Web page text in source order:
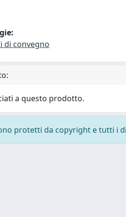
di convegno
a questo prodotto.
protetti da copyright e tutti i